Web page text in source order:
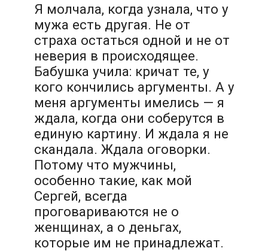
Я молчала, когда узнала, что у
мужа есть другая. Не от
страха остаться одной и не от
неверия в происходящее.
Бабушка учила: кричат те, у
кого кончились аргументы. А у
меня аргументы имелись — я
ждала, когда они соберутся в
единую картину. И ждала я не
скандала. Ждала оговорки.
Потому что мужчины,
особенно такие, как мой
Сергей, всегда
проговариваются не о
женщинах, а о деньгах,
которые им не принадлежат.